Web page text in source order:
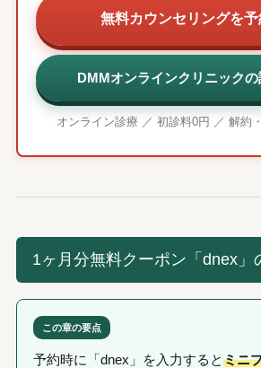
無料カウンセリングを予
DMMオンラインクリニック
オンライン診療 ／ 初診料0円 ／ 解約
1ヶ月分無料クーポン「dnex」
この章の要点
予約時に「dnex」を入力するとミニ